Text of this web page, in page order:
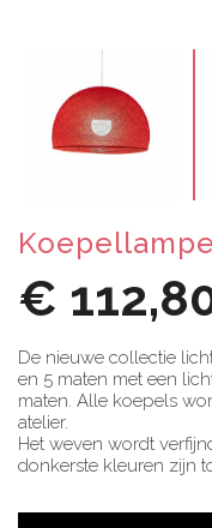
€
De nieuwe collectie
en 5 maten met een
maten. Alle koepels
atelier.
Het weven wordt
donkerste kleuren zijn